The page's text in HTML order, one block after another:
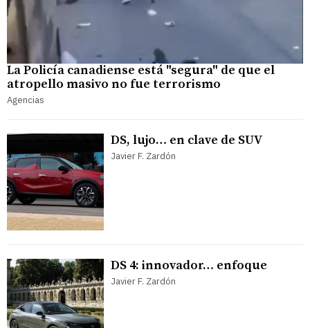
La Policía canadiense está "segura" de que el
atropello masivo no fue terrorismo
Agencias
DS, lujo… en clave de SUV
Javier F. Zardón
DS 4: innovador… enfoque
Javier F. Zardón